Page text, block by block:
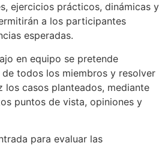
ejercicios prácticos, dinámicas y
a los participantes
esperadas.
en equipo se pretende
todos los miembros y resolver
los casos planteados, mediante
puntos de vista, opiniones y
para evaluar las